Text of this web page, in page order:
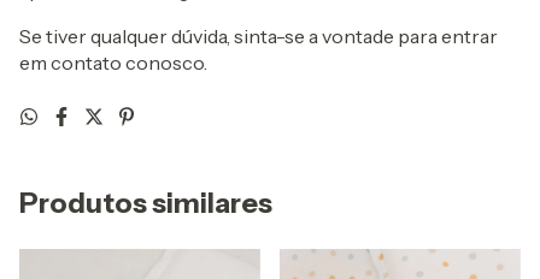
Se tiver qualquer dúvida, sinta-se a vontade para entrar
em contato conosco.
Produtos similares